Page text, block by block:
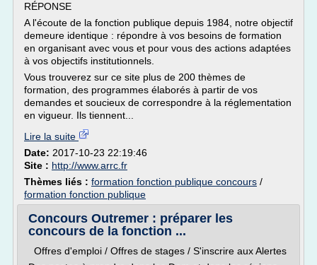
RÉPONSE
A l'écoute de la fonction publique depuis 1984, notre objectif
demeure identique : répondre à vos besoins de formation
en organisant avec vous et pour vous des actions adaptées
à vos objectifs institutionnels.
Vous trouverez sur ce site plus de 200 thèmes de
formation, des programmes élaborés à partir de vos
demandes et soucieux de correspondre à la réglementation
en vigueur. Ils tiennent...
Lire la suite
Date: 2017-10-23 22:19:46
Site : http://www.arrc.fr
Thèmes liés : formation fonction publique concours /
formation fonction publique
Concours Outremer : préparer les
concours de la fonction ...
Offres d'emploi / Offres de stages / S'inscrire aux Alertes